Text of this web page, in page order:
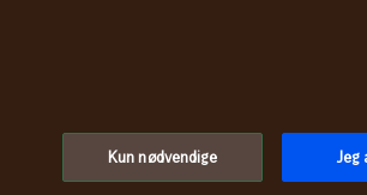
Kun nødvendige Jeg